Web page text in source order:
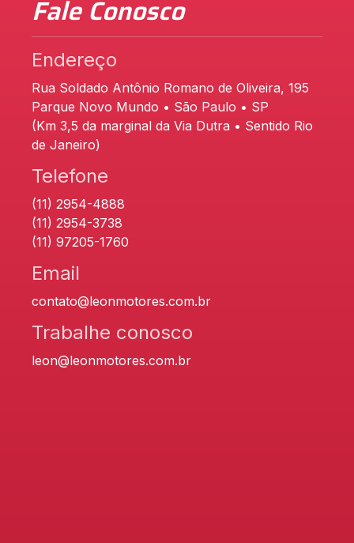
Fale Conosco
Endereço
Rua Soldado Antônio Romano de Oliveira, 195
Parque Novo Mundo • São Paulo • SP
(Km 3,5 da marginal da Via Dutra • Sentido Rio
de Janeiro)
Telefone
(11) 2954-4888
(11) 2954-3738
(11) 97205-1760
Email
contato@leonmotores.com.br
Trabalhe conosco
leon@leonmotores.com.br